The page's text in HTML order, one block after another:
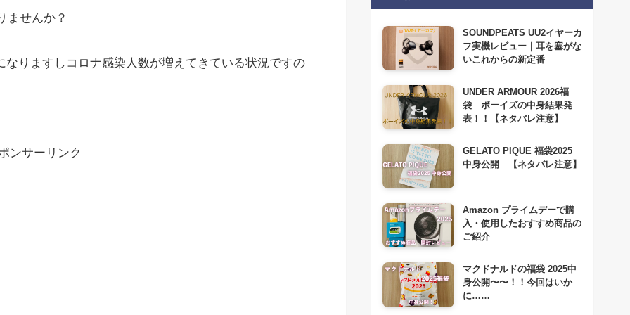
ませんか？
りますしコロナ感染人数が増えてきている状況ですの
ンサーリンク
SOUNDPEATS UU2イヤーカ
フ実機レビュー｜耳を塞がな
いこれからの新定番
UNDER ARMOUR 2026福
袋 ボーイズの中身結果発
表！！【ネタバレ注意】
GELATO PIQUE 福袋2025
中身公開 【ネタバレ注意】
Amazon プライムデーで購
入・使用したおすすめ商品の
ご紹介
マクドナルドの福袋 2025中
身公開〜〜！！今回はいか
に……